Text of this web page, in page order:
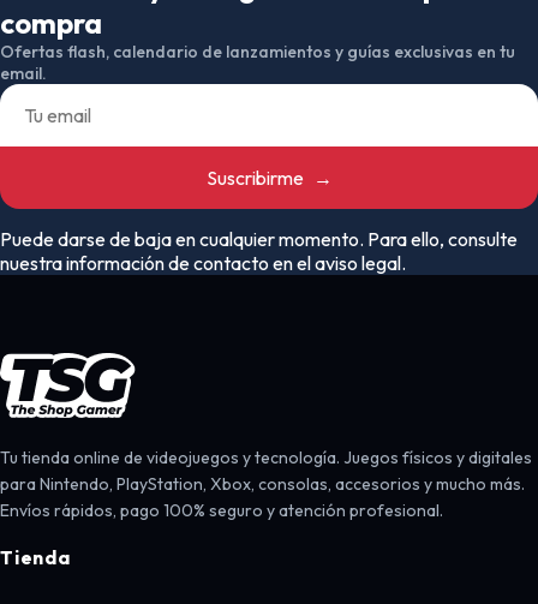
compra
Ofertas flash, calendario de lanzamientos y guías exclusivas en tu
email.
Suscribirme →
Puede darse de baja en cualquier momento. Para ello, consulte
nuestra información de contacto en el aviso legal.
Tu tienda online de videojuegos y tecnología. Juegos físicos y digitales
para Nintendo, PlayStation, Xbox, consolas, accesorios y mucho más.
Envíos rápidos, pago 100% seguro y atención profesional.
Tienda